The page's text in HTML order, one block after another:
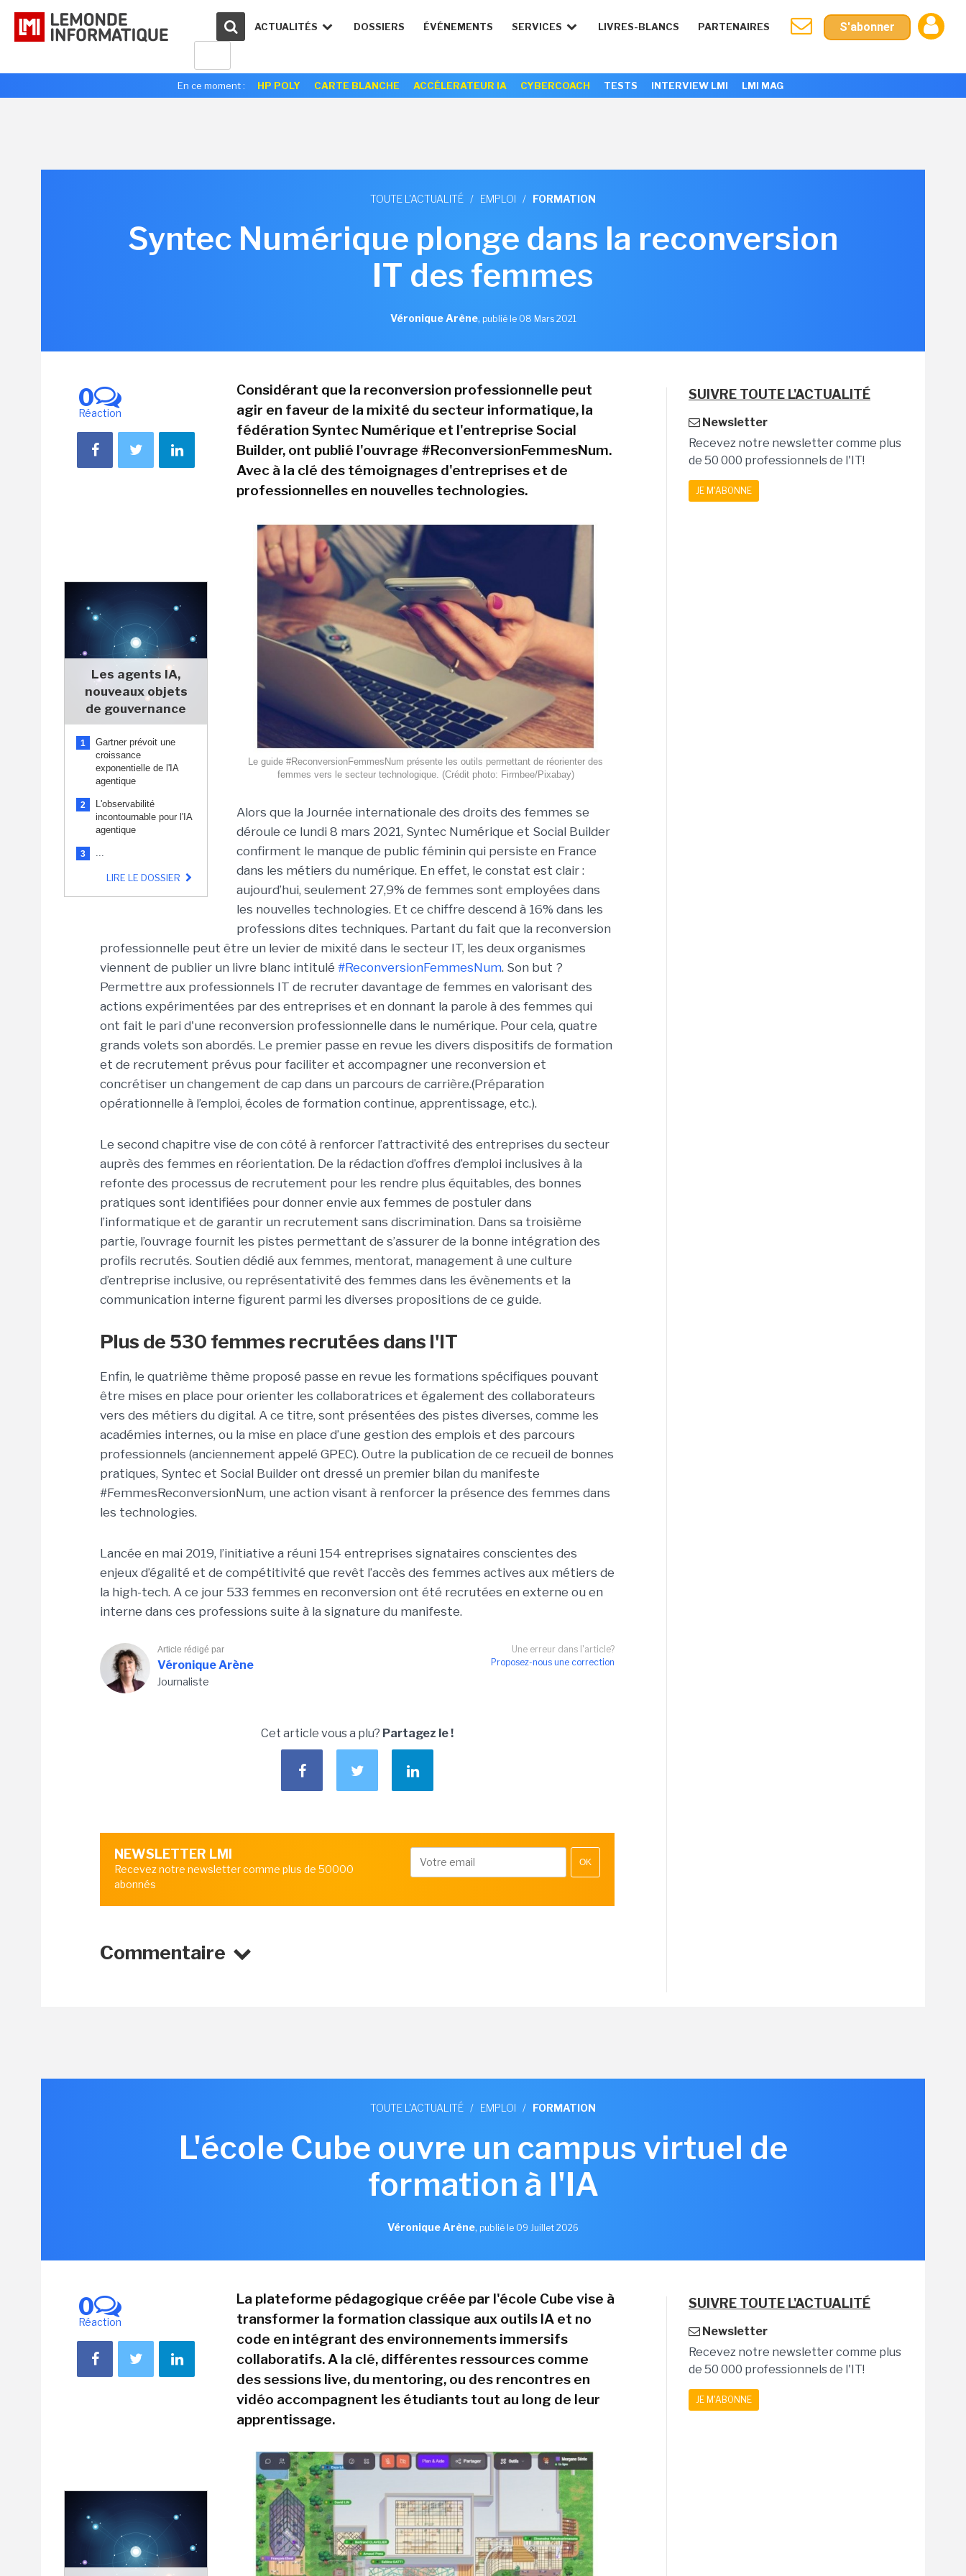
ACTUALITÉS DOSSIERS ÉVÉNEMENTS SERVICES LIVRES-BLANCS PARTENAIRES S'abonner
En ce moment : HP POLY CARTE BLANCHE ACCÉLERATEUR IA CYBERCOACH TESTS INTERVIEW LMI LMI MAG
TOUTE L'ACTUALITÉ / EMPLOI / FORMATION
Syntec Numérique plonge dans la reconversion
IT des femmes
Véronique Arène, publié le 08 Mars 2021
0
Réaction
Les agents IA,
nouveaux objets
de gouvernance
1
Gartner prévoit une
croissance
exponentielle de l'IA
agentique
2
L'observabilité
incontournable pour l'IA
agentique
3 ...
LIRE LE DOSSIER
Considérant que la reconversion professionnelle peut
agir en faveur de la mixité du secteur informatique, la
fédération Syntec Numérique et l'entreprise Social
Builder, ont publié l'ouvrage #ReconversionFemmesNum.
Avec à la clé des témoignages d'entreprises et de
professionnelles en nouvelles technologies.
Le guide #ReconversionFemmesNum présente les outils permettant de réorienter des
femmes vers le secteur technologique. (Crédit photo: Firmbee/Pixabay)
Alors que la Journée internationale des droits des femmes se
déroule ce lundi 8 mars 2021, Syntec Numérique et Social Builder
confirment le manque de public féminin qui persiste en France
dans les métiers du numérique. En effet, le constat est clair :
aujourd’hui, seulement 27,9% de femmes sont employées dans
les nouvelles technologies. Et ce chiffre descend à 16% dans les
professions dites techniques. Partant du fait que la reconversion
professionnelle peut être un levier de mixité dans le secteur IT, les deux organismes
viennent de publier un livre blanc intitulé #ReconversionFemmesNum. Son but ?
Permettre aux professionnels IT de recruter davantage de femmes en valorisant des
actions expérimentées par des entreprises et en donnant la parole à des femmes qui
ont fait le pari d'une reconversion professionnelle dans le numérique. Pour cela, quatre
grands volets son abordés. Le premier passe en revue les divers dispositifs de formation
et de recrutement prévus pour faciliter et accompagner une reconversion et
concrétiser un changement de cap dans un parcours de carrière.(Préparation
opérationnelle à l’emploi, écoles de formation continue, apprentissage, etc.).
Le second chapitre vise de con côté à renforcer l’attractivité des entreprises du secteur
auprès des femmes en réorientation. De la rédaction d’offres d’emploi inclusives à la
refonte des processus de recrutement pour les rendre plus équitables, des bonnes
pratiques sont identifiées pour donner envie aux femmes de postuler dans
l’informatique et de garantir un recrutement sans discrimination. Dans sa troisième
partie, l’ouvrage fournit les pistes permettant de s’assurer de la bonne intégration des
profils recrutés. Soutien dédié aux femmes, mentorat, management à une culture
d’entreprise inclusive, ou représentativité des femmes dans les évènements et la
communication interne figurent parmi les diverses propositions de ce guide.
Plus de 530 femmes recrutées dans l'IT
Enfin, le quatrième thème proposé passe en revue les formations spécifiques pouvant
être mises en place pour orienter les collaboratrices et également des collaborateurs
vers des métiers du digital. A ce titre, sont présentées des pistes diverses, comme les
académies internes, ou la mise en place d’une gestion des emplois et des parcours
professionnels (anciennement appelé GPEC). Outre la publication de ce recueil de bonnes
pratiques, Syntec et Social Builder ont dressé un premier bilan du manifeste
#FemmesReconversionNum, une action visant à renforcer la présence des femmes dans
les technologies.
Lancée en mai 2019, l’initiative a réuni 154 entreprises signataires conscientes des
enjeux d’égalité et de compétitivité que revêt l’accès des femmes actives aux métiers de
la high-tech. A ce jour 533 femmes en reconversion ont été recrutées en externe ou en
interne dans ces professions suite à la signature du manifeste.
Une erreur dans l'article?
Proposez-nous une correction
Article rédigé par
Véronique Arène
Journaliste
Cet article vous a plu? Partagez le !
NEWSLETTER LMI
Recevez notre newsletter comme plus de 50000
abonnés
OK
Commentaire
SUIVRE TOUTE L'ACTUALITÉ
Newsletter
Recevez notre newsletter comme plus
de 50 000 professionnels de l'IT!
JE M'ABONNE
TOUTE L'ACTUALITÉ / EMPLOI / FORMATION
L'école Cube ouvre un campus virtuel de
formation à l'IA
Véronique Arène, publié le 09 Juillet 2026
0
Réaction
La plateforme pédagogique créée par l'école Cube vise à
transformer la formation classique aux outils IA et no
code en intégrant des environnements immersifs
collaboratifs. A la clé, différentes ressources comme
des sessions live, du mentoring, ou des rencontres en
vidéo accompagnent les étudiants tout au long de leur
apprentissage.
SUIVRE TOUTE L'ACTUALITÉ
Newsletter
Recevez notre newsletter comme plus
de 50 000 professionnels de l'IT!
JE M'ABONNE